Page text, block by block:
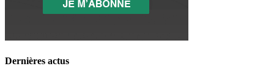
Dernières actus